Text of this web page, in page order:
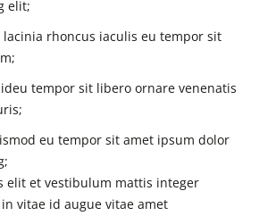
elit;
lacinia rhoncus iaculis eu tempor sit
tempor sit libero ornare venenatis
eu tempor sit amet ipsum dolor
elit et vestibulum mattis integer
vitae id augue vitae amet